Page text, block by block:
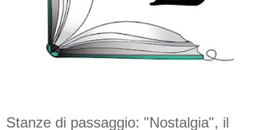
Stanze di passaggio: "Nostalgia", il